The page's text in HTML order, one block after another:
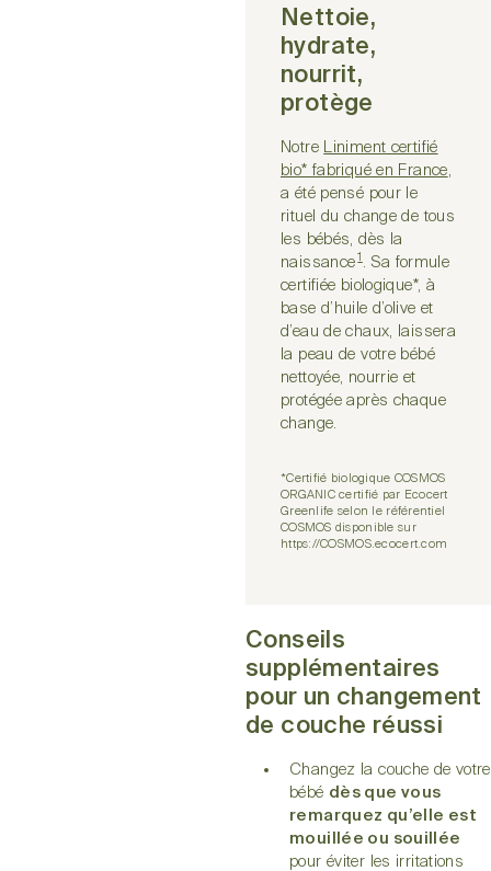
Nettoie,
hydrate,
nourrit,
protège
Notre
Liniment certifié
bio* fabriqué en France
a été pensé pour le
rituel du change de tous
les bébés, dès la
naissance1. Sa formule
certifiée biologique*, à
base d’huile d’olive et
d’eau de chaux, laissera
la peau de votre bébé
nettoyée, nourrie et
protégée après chaque
change.
*Certifié biologique COSMOS
ORGANIC certifié par Ecocert
Greenlife selon le référentiel
COSMOS disponible sur
https://COSMOS.ecocert.com
Conseils
supplémentaires
pour un changement
de couche réussi
Changez la couche de votre
bébé dès que vous
remarquez qu’elle est
mouillée ou souillée
pour éviter les irritations